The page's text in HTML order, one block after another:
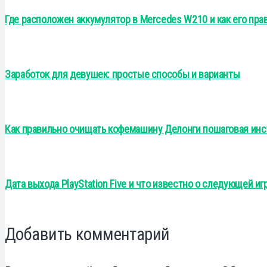
Где расположен аккумулятор в Mercedes W210 и как его
Заработок для девушек: простые способы и варианты
Как правильно очищать кофемашину Делонги пошаговая
Дата выхода PlayStation Five и что известно о следующей
Добавить комментарий